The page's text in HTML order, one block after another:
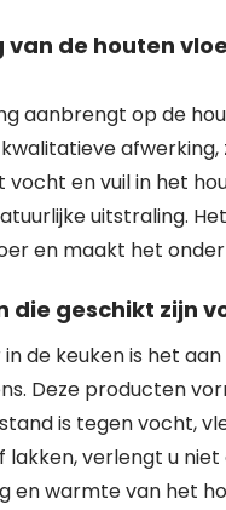
de houten
aanbrengt op de
afwerking,
en vuil in het
uitstraling.
en maakt het
geschikt zijn
de keuken is het
Deze producten
is tegen vocht,
verlengt u
en warmte van het